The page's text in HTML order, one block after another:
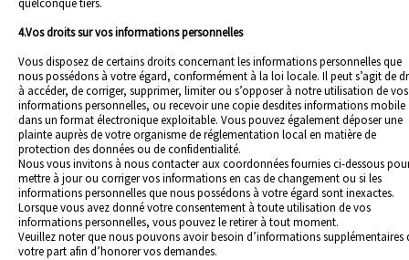
4.Vos droits sur vos informations personnelles
Vous disposez de certains droits concernant les informations personnelles que
nous possédons à votre égard, conformément à la loi locale. Il peut s’agit de
à accéder, de corriger, supprimer, limiter ou s’opposer à notre utilisation de vos
informations personnelles, ou recevoir une copie desdites informations mobile
dans un format électronique exploitable. Vous pouvez également déposer une
plainte auprès de votre organisme de réglementation local en matière de
protection des données ou de confidentialité.
Nous vous invitons à nous contacter aux coordonnées fournies ci-dessous
mettre à jour ou corriger vos informations en cas de changement ou si les
informations personnelles que nous possédons à votre égard sont inexactes.
Lorsque vous avez donné votre consentement à toute utilisation de vos
informations personnelles, vous pouvez le retirer à tout moment.
Veuillez noter que nous pouvons avoir besoin d’informations supplémentaires
votre part afin d’honorer vos demandes.